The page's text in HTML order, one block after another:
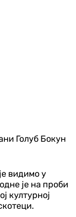
Голуб Бокун
видимо у
је на проби
културној